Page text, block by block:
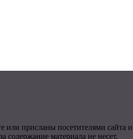
присланы посетителями сайта
содержание материала не несет.